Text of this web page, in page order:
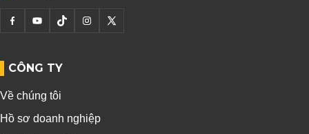
CÔNG TY
Về chúng tôi
Hồ sơ doanh nghiệp